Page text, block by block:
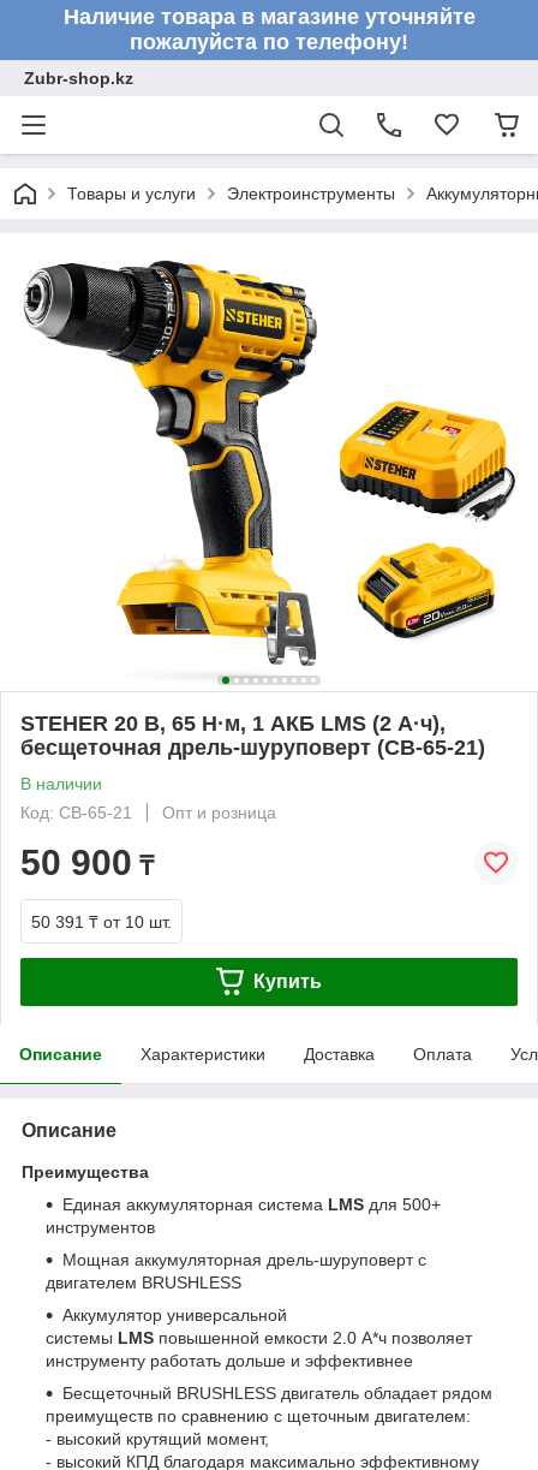
Наличие товара в магазине уточняйте
пожалуйста по телефону!
Zubr-shop.kz
Товары и услуги Электроинструменты
STEHER 20 В, 65 Н·м, 1 АКБ LMS (2 А·ч),
бесщеточная дрель-шуруповерт (CB-65-21)
В наличии
Код: CB-65-21
Опт и розница
50 900 ₸
50 391 ₸ от 10 шт.
Купить
Описание Характеристики Доставка Оплата
Описание
Преимущества
Единая аккумуляторная система LMS для 500+
инструментов
Мощная аккумуляторная дрель-шуруповерт с
двигателем BRUSHLESS
Аккумулятор универсальной
системы LMS повышенной емкости 2.0 А*ч позволяет
инструменту работать дольше и эффективнее
Бесщеточный BRUSHLESS двигатель обладает рядом
преимуществ по сравнению с щеточным двигателем:
- высокий крутящий момент,
- высокий КПД благодаря максимально эффективному